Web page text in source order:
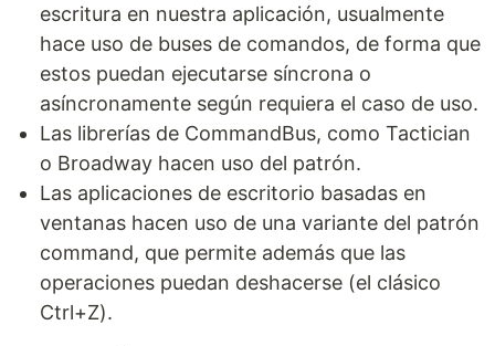
escritura en nuestra aplicación, usualmente
hace uso de buses de comandos, de forma que
estos puedan ejecutarse síncrona o
asíncronamente según requiera el caso de uso.
Las librerías de CommandBus, como Tactician
o Broadway hacen uso del patrón.
Las aplicaciones de escritorio basadas en
ventanas hacen uso de una variante del patrón
command, que permite además que las
operaciones puedan deshacerse (el clásico
Ctrl+Z).